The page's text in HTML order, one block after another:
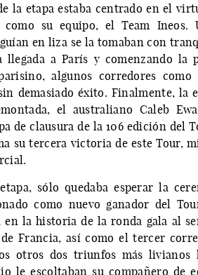
la etapa estaba centrado en el
como su equipo, el Team Ineos.
en liza se la tomaban con
a París y comenzando la
algunos corredores
demasiado éxito. Finalmente,
el australiano Caleb
de clausura de la 106 edición del
su tercera victoria de este Tour,
sólo quedaba esperar la
como nuevo ganador del
en la historia de la ronda gala al
Francia, así como el tercer
otros dos triunfos más livianos
le escoltaban su compañero de